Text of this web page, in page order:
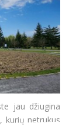
jau džiugina
kurių netrukus